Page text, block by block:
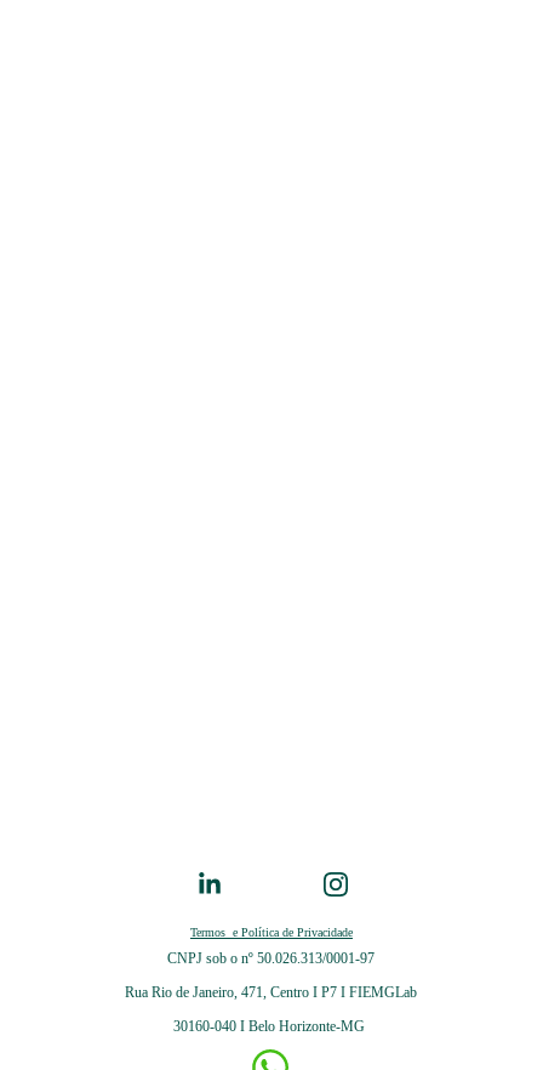
Termos  e Política de Privacidade
CNPJ sob o nº 50.026.313/0001-97
Rua Rio de Janeiro, 471, Centro I P7 I FIEMGLab
30160-040 I Belo Horizonte-MG